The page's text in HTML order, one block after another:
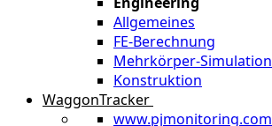
Allgemeines
FE-Berechnung
Mehrkörper-Simulation
Konstruktion
WaggonTracker
www.pjmonitoring.com